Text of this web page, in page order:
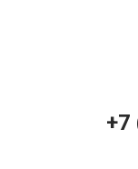
+7